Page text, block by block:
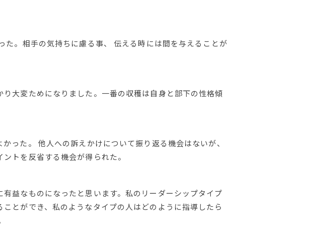
。相手の気持ちに慮る事、 伝える時には間を与えることが
大変ためになりました。一番の収穫は自身と部下の性格傾
った。 他人への訴えかけについて振り返る機会はないが、
トを反省する機会が得られた。
益なものになったと思います。私のリーダーシップタイプ
とができ、私のようなタイプの人はどのように指導したら